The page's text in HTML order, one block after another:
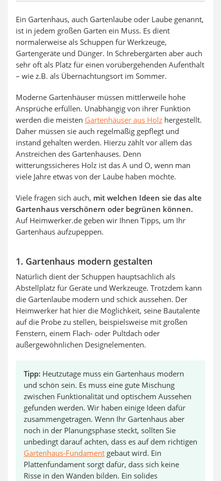
Ein Gartenhaus, auch Gartenlaube oder Laube genannt,
ist in jedem großen Garten ein Muss. Es dient
normalerweise als Schuppen für Werkzeuge,
Gartengeräte und Dünger. In Schrebergärten aber auch
sehr oft als Platz für einen vorübergehenden Aufenthalt
– wie z.B. als Übernachtungsort im Sommer.
Moderne Gartenhäuser müssen mittlerweile hohe
Ansprüche erfüllen. Unabhängig von ihrer Funktion
werden die meisten Gartenhäuser aus Holz hergestellt.
Daher müssen sie auch regelmäßig gepflegt und
instand gehalten werden. Hierzu zählt vor allem das
Anstreichen des Gartenhauses. Denn
witterungssicheres Holz ist das A und O, wenn man
viele Jahre etwas von der Laube haben möchte.
Viele fragen sich auch, mit welchen Ideen sie das alte
Gartenhaus verschönern oder begrünen können.
Auf Heimwerker.de geben wir Ihnen Tipps, um Ihr
Gartenhaus aufzupeppen.
1. Gartenhaus modern gestalten
Natürlich dient der Schuppen hauptsächlich als
Abstellplatz für Geräte und Werkzeuge. Trotzdem kann
die Gartenlaube modern und schick aussehen. Der
Heimwerker hat hier die Möglichkeit, seine Bautalente
auf die Probe zu stellen, beispielsweise mit großen
Fenstern, einem Flach- oder Pultdach oder
außergewöhnlichen Designelementen.
Tipp: Heutzutage muss ein Gartenhaus modern
und schön sein. Es muss eine gute Mischung
zwischen Funktionalität und optischem Aussehen
gefunden werden. Wir haben einige Ideen dafür
zusammengetragen. Wenn Ihr Gartenhaus aber
noch in der Planungsphase steckt, sollten Sie
unbedingt darauf achten, dass es auf dem richtigen
Gartenhaus-Fundament gebaut wird. Ein
Plattenfundament sorgt dafür, dass sich keine
Risse in den Wänden bilden. Ein solides